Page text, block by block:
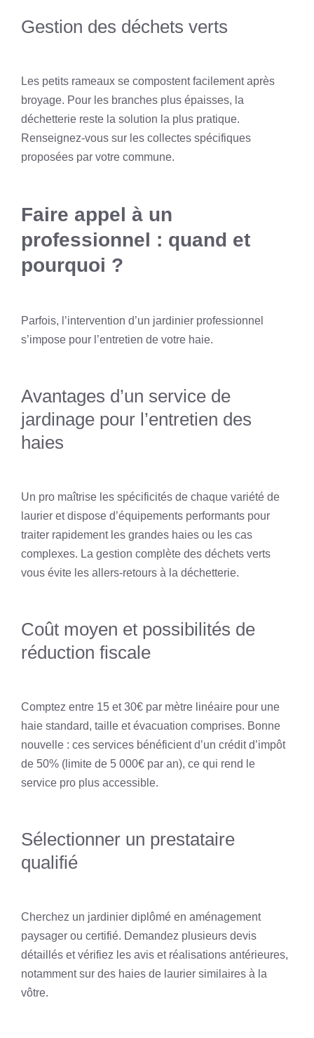
Gestion des déchets verts
Les petits rameaux se compostent facilement après
broyage. Pour les branches plus épaisses, la
déchetterie reste la solution la plus pratique.
Renseignez-vous sur les collectes spécifiques
proposées par votre commune.
Faire appel à un
professionnel : quand et
pourquoi ?
Parfois, l’intervention d’un jardinier professionnel
s’impose pour l’entretien de votre haie.
Avantages d’un service de
jardinage pour l’entretien des
haies
Un pro maîtrise les spécificités de chaque variété de
laurier et dispose d’équipements performants pour
traiter rapidement les grandes haies ou les cas
complexes. La gestion complète des déchets verts
vous évite les allers-retours à la déchetterie.
Coût moyen et possibilités de
réduction fiscale
Comptez entre 15 et 30€ par mètre linéaire pour une
haie standard, taille et évacuation comprises. Bonne
nouvelle : ces services bénéficient d’un crédit d’impôt
de 50% (limite de 5 000€ par an), ce qui rend le
service pro plus accessible.
Sélectionner un prestataire
qualifié
Cherchez un jardinier diplômé en aménagement
paysager ou certifié. Demandez plusieurs devis
détaillés et vérifiez les avis et réalisations antérieures,
notamment sur des haies de laurier similaires à la
vôtre.